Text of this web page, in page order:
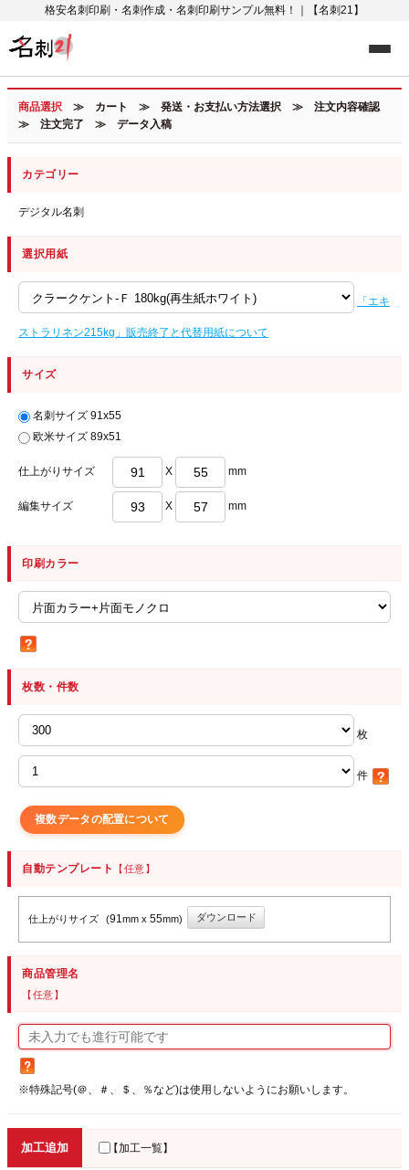
格安名刺印刷・名刺作成・名刺印刷サンプル無料！｜【名刺21】
商品選択 ≫ カート ≫ 発送・お支払い方法選択 ≫ 注文内容確認
≫ 注文完了 ≫ データ入稿
カテゴリー
デジタル名刺
選択用紙
「エキ
ストラリネン215kg」販売終了と代替用紙について
サイズ
名刺サイズ 91x55
欧米サイズ 89x51
仕上がりサイズ X mm
編集サイズ X mm
印刷カラー
枚数・件数
枚
件
複数データの配置について
自動テンプレート 【任意】
仕上がりサイズ (91mm x 55mm) ダウンロード
商品管理名
【任意】
※特殊記号(＠、＃、＄、％など)は使用しないようにお願いします。
加工追加 【加工一覧】